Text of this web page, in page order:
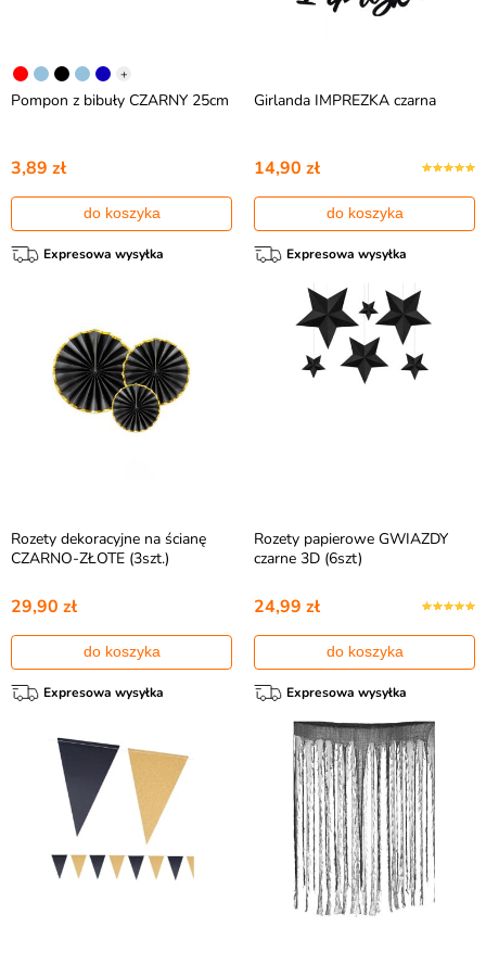
+
Pompon z bibuły CZARNY 25cm
3,89 zł
do koszyka
Expresowa wysyłka
Girlanda IMPREZKA czarna
14,90 zł
do koszyka
Expresowa wysyłka
Rozety dekoracyjne na ścianę
CZARNO-ZŁOTE (3szt.)
29,90 zł
do koszyka
Expresowa wysyłka
Rozety papierowe GWIAZDY
czarne 3D (6szt)
24,99 zł
do koszyka
Expresowa wysyłka